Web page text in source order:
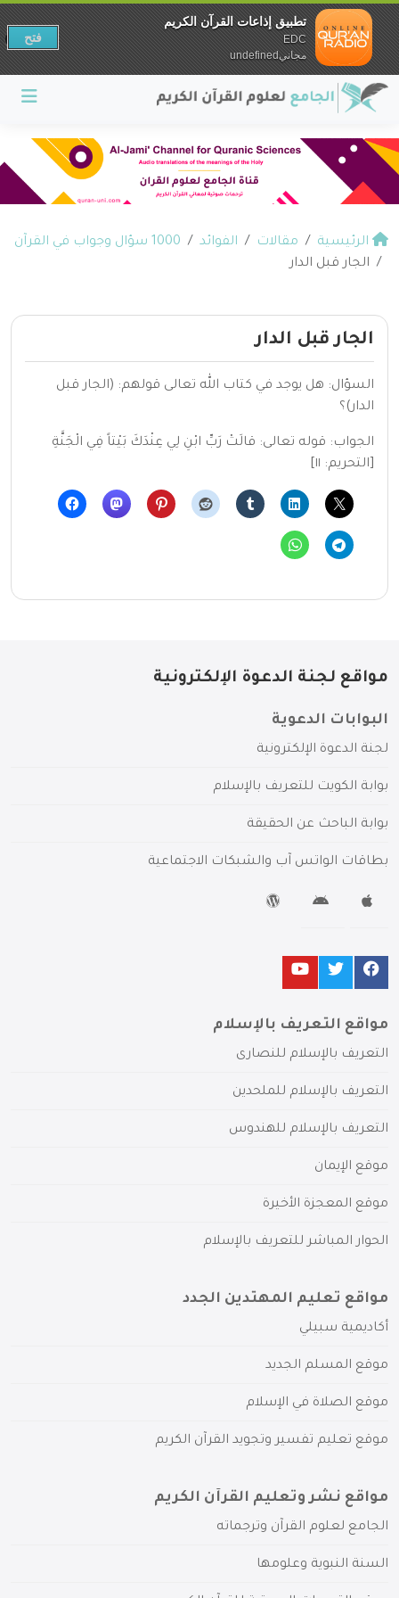
الرئيسية مقالات الفوائد
1000 سؤال وجواب في القرآن
الجار قبل الدار
الجار قبل الدار
السؤال: هل يوجد في كتاب الله تعالى قولهم: (الجار قبل
الدار)؟
الجواب: قوله تعالى: قالَتْ رَبِّ ابْنِ لِي عِنْدَكَ بَيْتاً فِي الْجَنَّةِ
[التحريم: ١١]
مواقع لجنة الدعوة الإلكترونية
البوابات الدعوية
لجنة الدعوة الإلكترونية
بوابة الكويت للتعريف بالإسلام
بوابة الباحث عن الحقيقة
بطاقات الواتس آب والشبكات الاجتماعية
مواقع التعريف بالإسلام
التعريف بالإسلام للنصارى
التعريف بالإسلام للملحدين
التعريف بالإسلام للهندوس
موقع الإيمان
موقع المعجزة الأخيرة
الحوار المباشر للتعريف بالإسلام
مواقع تعليم المهتدين الجدد
أكاديمية سبيلي
موقع المسلم الجديد
موقع الصلاة في الإسلام
موقع تعليم تفسير وتجويد القرآن الكريم
مواقع نشر وتعليم القرآن الكريم
الجامع لعلوم القرآن وترجماته
السنة النبوية وعلومها
تطبيق إذاعات القرآن الكريم
EDC
مجانيundefined
فتح